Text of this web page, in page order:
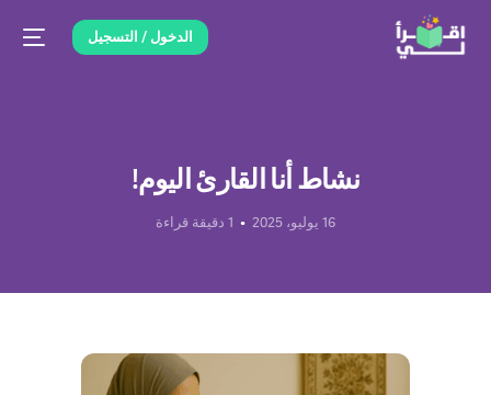
الدخول / التسجيل
نشاط أنا القارئ اليوم!
16 يوليو، 2025 1 دقيقة قراءة